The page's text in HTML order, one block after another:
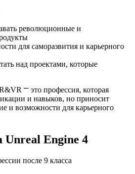
революционные и
для саморазвития и карьерного
над проектами, которые
⎻ это профессия, которая
и навыков, но приносит
и возможности для карьерного
Unreal Engine 4